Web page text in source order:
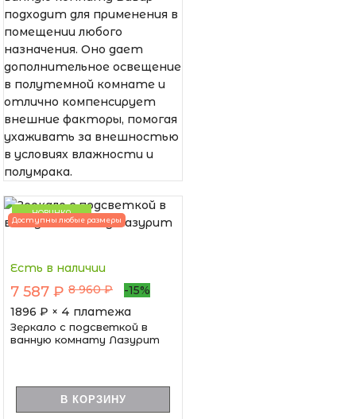
подходит для применения в
помещении любого
назначения. Оно дает
дополнительное освещение
в полутемной комнате и
отлично компенсирует
внешние факторы, помогая
ухаживать за внешностью
в условиях влажности и
полумрака.
НОВИНКА
Доступны любые размеры
Есть в наличии
7 587 ₽ 8 960 ₽
-15%
1896 ₽ × 4 платежа
Зеркало с подсветкой в
ванную комнату Лазурит
В КОРЗИНУ